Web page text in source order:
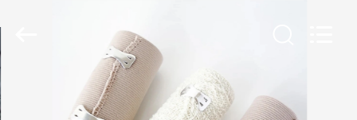
CASA
Copyright
-
adhesiveelasticbandage.com.
All
Reserved.